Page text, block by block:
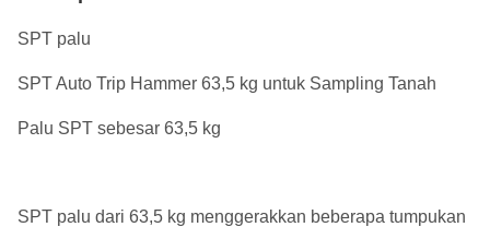
SPT palu
SPT Auto Trip Hammer 63,5 kg untuk Sampling Tanah
Palu SPT sebesar 63,5 kg
SPT palu dari 63,5 kg menggerakkan beberapa tumpukan